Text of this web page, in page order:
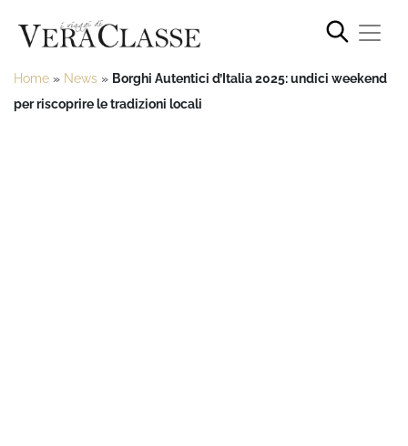
Home » News » Borghi Autentici d’Italia 2025: undici weekend
per riscoprire le tradizioni locali